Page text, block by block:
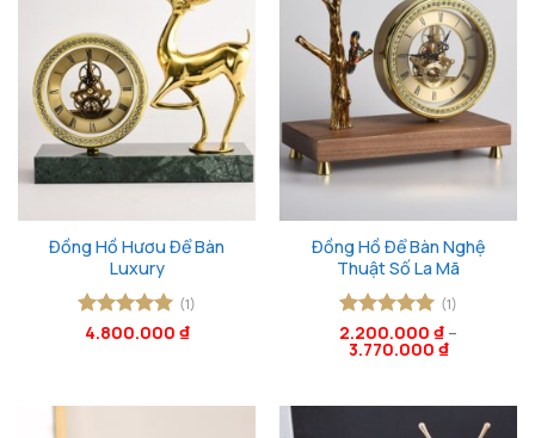
Đồng Hồ Hươu Để Bàn
Luxury
Được xếp
(1)
4.800.000 ₫
Đồng Hồ Để Bàn Nghệ
Thuật Số La Mã
Được xếp
hạng55
(1)
2.200.000 ₫ –
3.770.000 ₫